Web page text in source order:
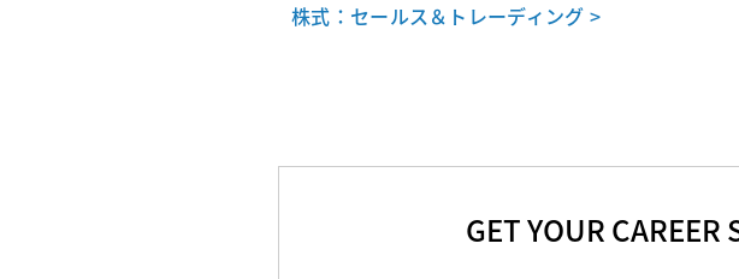
株式：セールス＆トレーディング >
GET YOUR CAREER